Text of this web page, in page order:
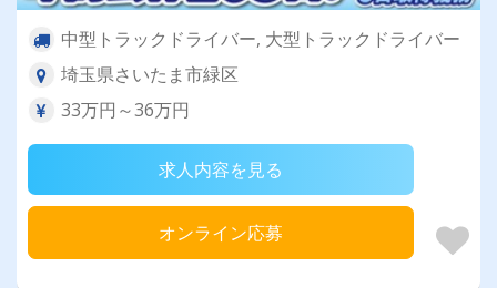
中型トラックドライバー, 大型トラックドライバー
埼玉県さいたま市緑区
33万円～36万円
求人内容を見る
オンライン応募